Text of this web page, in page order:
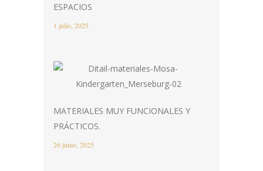
ESPACIOS
1 julio, 2025
MATERIALES MUY FUNCIONALES Y
PRÁCTICOS.
26 junio, 2025